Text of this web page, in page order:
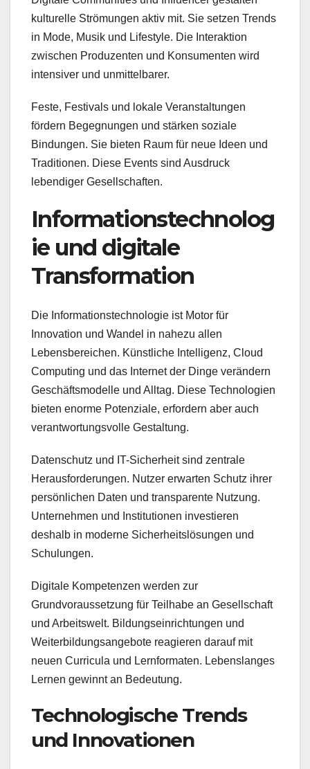
kulturelle Strömungen aktiv mit. Sie setzen Trends
in Mode, Musik und Lifestyle. Die Interaktion
zwischen Produzenten und Konsumenten wird
intensiver und unmittelbarer.
Feste, Festivals und lokale Veranstaltungen
fördern Begegnungen und stärken soziale
Bindungen. Sie bieten Raum für neue Ideen und
Traditionen. Diese Events sind Ausdruck
lebendiger Gesellschaften.
Informationstechnolog
ie und digitale
Transformation
Die Informationstechnologie ist Motor für
Innovation und Wandel in nahezu allen
Lebensbereichen. Künstliche Intelligenz, Cloud
Computing und das Internet der Dinge verändern
Geschäftsmodelle und Alltag. Diese Technologien
bieten enorme Potenziale, erfordern aber auch
verantwortungsvolle Gestaltung.
Datenschutz und IT-Sicherheit sind zentrale
Herausforderungen. Nutzer erwarten Schutz ihrer
persönlichen Daten und transparente Nutzung.
Unternehmen und Institutionen investieren
deshalb in moderne Sicherheitslösungen und
Schulungen.
Digitale Kompetenzen werden zur
Grundvoraussetzung für Teilhabe an Gesellschaft
und Arbeitswelt. Bildungseinrichtungen und
Weiterbildungsangebote reagieren darauf mit
neuen Curricula und Lernformaten. Lebenslanges
Lernen gewinnt an Bedeutung.
Technologische Trends
und Innovationen